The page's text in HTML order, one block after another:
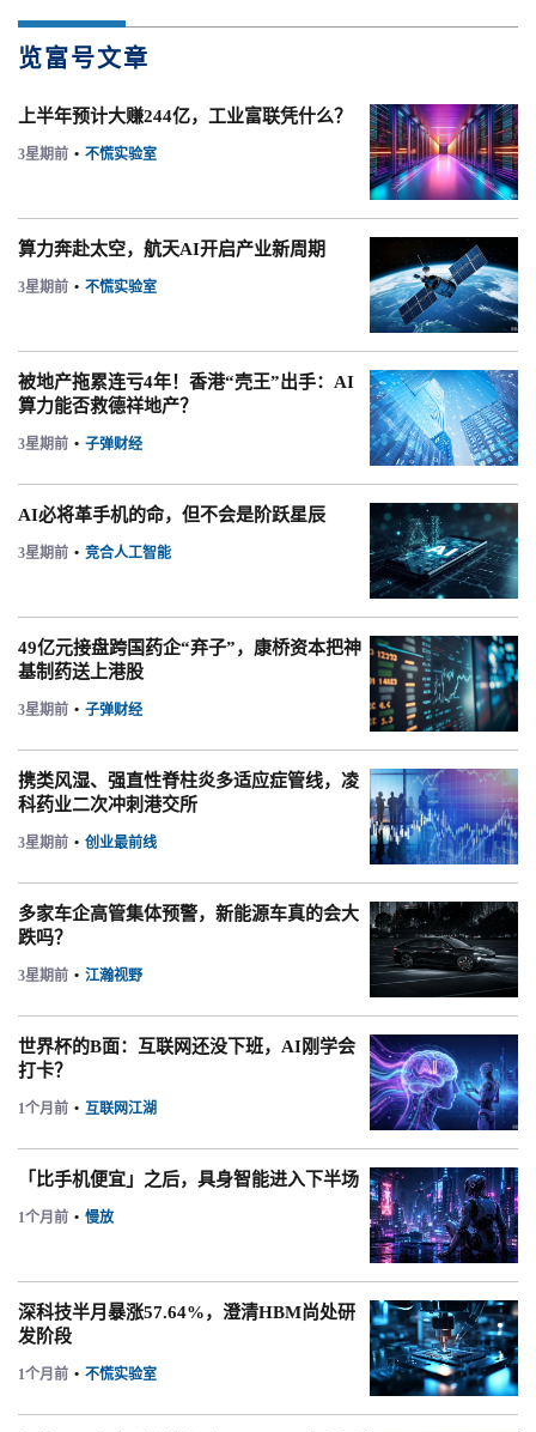
览富号文章
上半年预计大赚244亿，工业富联凭什么？
3星期前 • 不慌实验室
算力奔赴太空，航天AI开启产业新周期
3星期前 • 不慌实验室
被地产拖累连亏4年！香港“壳王”出手：AI
算力能否救德祥地产？
3星期前 • 子弹财经
AI必将革手机的命，但不会是阶跃星辰
3星期前 • 竞合人工智能
49亿元接盘跨国药企“弃子”，康桥资本把神
基制药送上港股
3星期前 • 子弹财经
携类风湿、强直性脊柱炎多适应症管线，凌
科药业二次冲刺港交所
3星期前 • 创业最前线
多家车企高管集体预警，新能源车真的会大
跌吗？
3星期前 • 江瀚视野
世界杯的B面：互联网还没下班，AI刚学会
打卡？
1个月前 • 互联网江湖
「比手机便宜」之后，具身智能进入下半场
1个月前 • 慢放
深科技半月暴涨57.64%，澄清HBM尚处研
发阶段
1个月前 • 不慌实验室